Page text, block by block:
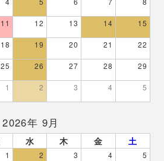
11 12 13 14 15
18 19 20 21 22
25 26 27 28 29
1 2 3 4 5
2026年 9月
水 木 金 土
1 2 3 4 5